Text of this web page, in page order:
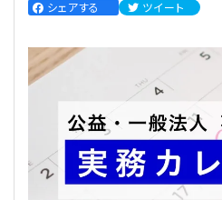
法人運営
評議員会・社員総会
理事・監事
会計・税務
定期提出書類
会計処理
労務
労務管理
シェアする
ツイート